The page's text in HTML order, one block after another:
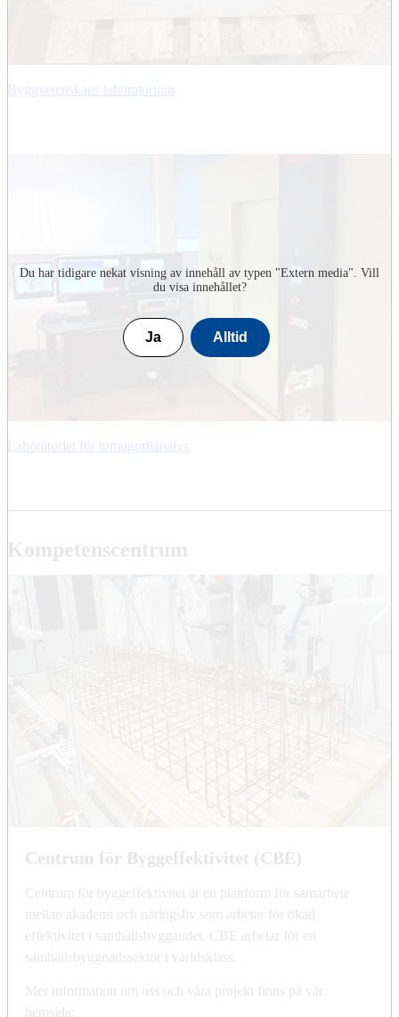
Du har tidigare nekat visning av innehåll av typen "Extern media". Vill
du visa innehållet?
Ja Alltid
Byggvetenskaps laboratorium
Laboratoriet för tomografianalys
Kompetenscentrum
Centrum för Byggeffektivitet (CBE)
Centrum för byggeffektivitet är en plattform för samarbete
mellan akademi och näringsliv som arbetar för ökad
effektivitet i samhällsbyggandet. CBE arbetar för en
samhällsbyggnadssektor i världsklass.
Mer information om oss och våra projekt finns på vår
hemsida: